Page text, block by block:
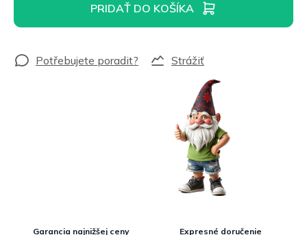
PRIDAŤ DO KOŠÍKA
Strážiť
Garancia najnižšej ceny
Expresné doručenie